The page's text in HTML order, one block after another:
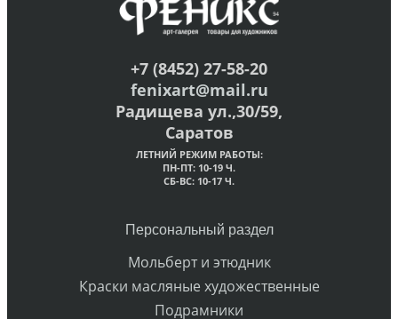
+7 (8452) 27-58-20
fenixart@mail.ru
Радищева ул.,30/59,
Саратов
ЛЕТНИЙ РЕЖИМ РАБОТЫ:
ПН-ПТ: 10-19 Ч.
СБ-ВС: 10-17 Ч.
Персональный раздел
Мольберт и этюдник
Краски масляные художественные
Подрамники